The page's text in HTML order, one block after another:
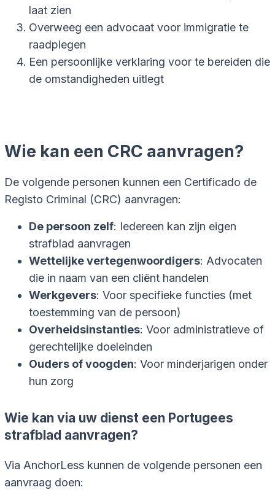
laat zien
Overweeg een advocaat voor immigratie te
raadplegen
Een persoonlijke verklaring voor te bereiden die
de omstandigheden uitlegt
Wie kan een CRC aanvragen?
De volgende personen kunnen een Certificado de
Registo Criminal (CRC) aanvragen:
De persoon zelf: Iedereen kan zijn eigen
strafblad aanvragen
Wettelijke vertegenwoordigers: Advocaten
die in naam van een cliënt handelen
Werkgevers: Voor specifieke functies (met
toestemming van de persoon)
Overheidsinstanties: Voor administratieve of
gerechtelijke doeleinden
Ouders of voogden: Voor minderjarigen onder
hun zorg
Wie kan via uw dienst een Portugees
strafblad aanvragen?
Via AnchorLess kunnen de volgende personen een
aanvraag doen: